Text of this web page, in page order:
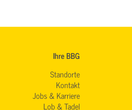
Ihre BBG
Standorte
Kontakt
Jobs & Karriere
Lob & Tadel